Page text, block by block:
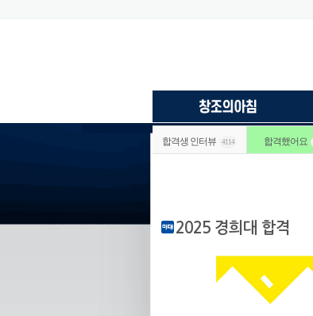
합격생 인터뷰 4114 합격했어요
2025 경희대 합격